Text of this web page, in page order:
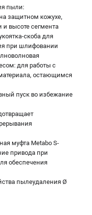
пыли:
защитном кожухе,
высоте сегмента
скоба для
при шлифовании
для работы с
остающимся
пуск во избежание
муфта Metabo S-
привода при
обеспечения
пылеудаления Ø